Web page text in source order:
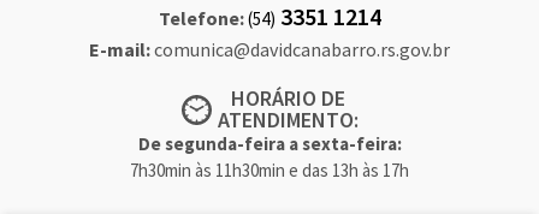
Telefone:(54) 3351 1214
E-mail:comunica@davidcanabarro.rs.gov.br
HORÁRIO DE
ATENDIMENTO:
De segunda-feira a sexta-feira:
7h30min às 11h30min e das 13h às 17h